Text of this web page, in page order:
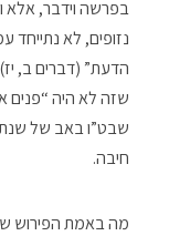
בפרשה וידבר, אלא
נזופים, לא נתייחד
הדעת” (דברים ב,
שזה לא היה “פנים
שבט”ו באב של
חיבה.
מה באמת הפירוש